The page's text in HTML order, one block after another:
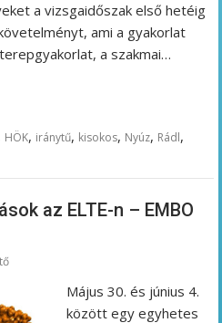
a vizsgaidőszak első hetéig
ami a gyakorlat
a szakmai…
HÖK, iránytű, kisokos, Nyúz, Rádl,
az ELTE-n – EMBO
Május 30. és június 4.
között egy egyhetes